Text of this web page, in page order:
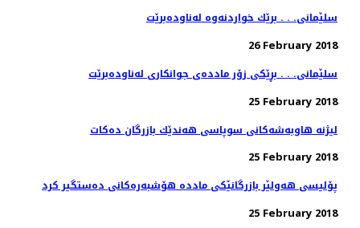
سلێمانی. . . برێك خواردنه‌وه‌ له‌ناوده‌برێت
26 February 2018
سلێمانی. . . بڕێكی زۆر مادده‌ی جوانكاری له‌ناوده‌برێت
25 February 2018
لیژنه‌ هاوبه‌شه‌كانی سوپاسی هه‌ندێك بازرگان ده‌كات
25 February 2018
پۆلیسی هەولێر بازرگانێكی ماددە هۆشبەرەكانی دەستگیر كرد
25 February 2018